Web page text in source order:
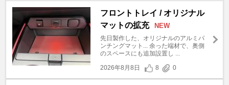
フロントトレイ / オリジナル
マットの拡充
NEW
先日製作した、オリジナルのアルミパ
ンチングマット... 余った端材で、奥側
のスペースにも追加設置し ...
2026年8月8日
8 0